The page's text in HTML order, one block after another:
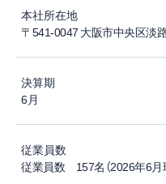
本社所在地
〒541-0047 大阪市中央区
決算期
6月
従業員数
従業員数 157名（2026年6月